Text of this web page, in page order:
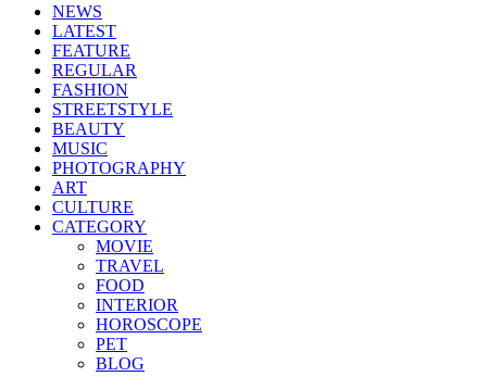
NEWS
LATEST
FEATURE
REGULAR
FASHION
STREETSTYLE
BEAUTY
MUSIC
PHOTOGRAPHY
ART
CULTURE
CATEGORY
MOVIE
TRAVEL
FOOD
INTERIOR
HOROSCOPE
PET
BLOG